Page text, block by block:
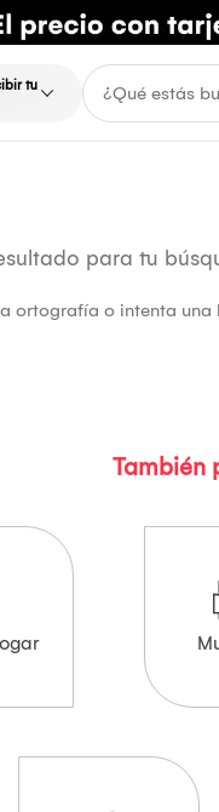
tu
para tu
ortografía o intenta una
También